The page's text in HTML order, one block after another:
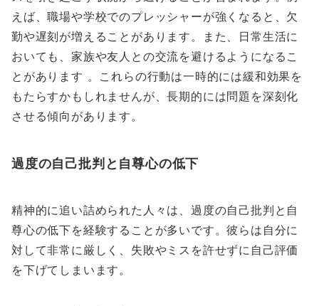
えば、職場や学校でのプレッシャーが強くなると、欠
勤や遅刻が増えることがあります。また、日常生活に
おいても、家族や友人との交流を避けるようになるこ
とがあります 。これらの行動は一時的には緩和効果を
もたらすかもしれませんが、長期的には問題を深刻化
させる傾向があります。
過度の自己批判と自尊心の低下
精神的に追い詰められた人々は、過度の自己批判と自
尊心の低下を経験することが多いです。彼らは自分に
対して非常に厳しく、失敗やミスを許せずに自己評価
を下げてしまいます。